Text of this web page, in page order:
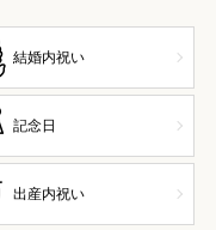
結婚内祝い
記念日
出産内祝い